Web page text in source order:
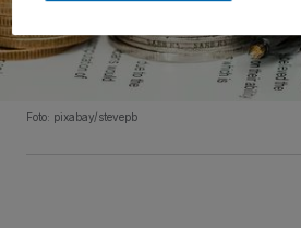
Foto: pixabay/stevepb